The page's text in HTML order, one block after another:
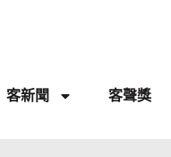
客新聞 客聲獎